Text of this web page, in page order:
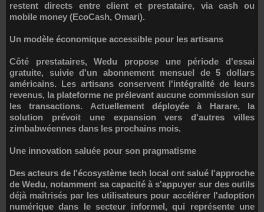
restent directs entre client et prestataire, via cash ou
mobile money (EcoCash, Omari).
Un modèle économique accessible pour les artisans
Côté prestataires, Wedu propose une période d'essai
gratuite, suivie d'un abonnement mensuel de 5 dollars
américains. Les artisans conservent l'intégralité de leurs
revenus, la plateforme ne prélevant aucune commission sur
les transactions. Actuellement déployée à Harare, la
solution prévoit une expansion vers d'autres villes
zimbabwéennes dans les prochains mois.
Une innovation saluée pour son pragmatisme
Des acteurs de l'écosystème tech local ont salué l'approche
de Wedu, notamment sa capacité à s'appuyer sur des outils
déjà maîtrisés par les utilisateurs pour accélérer l'adoption
numérique dans le secteur informel, qui représente une